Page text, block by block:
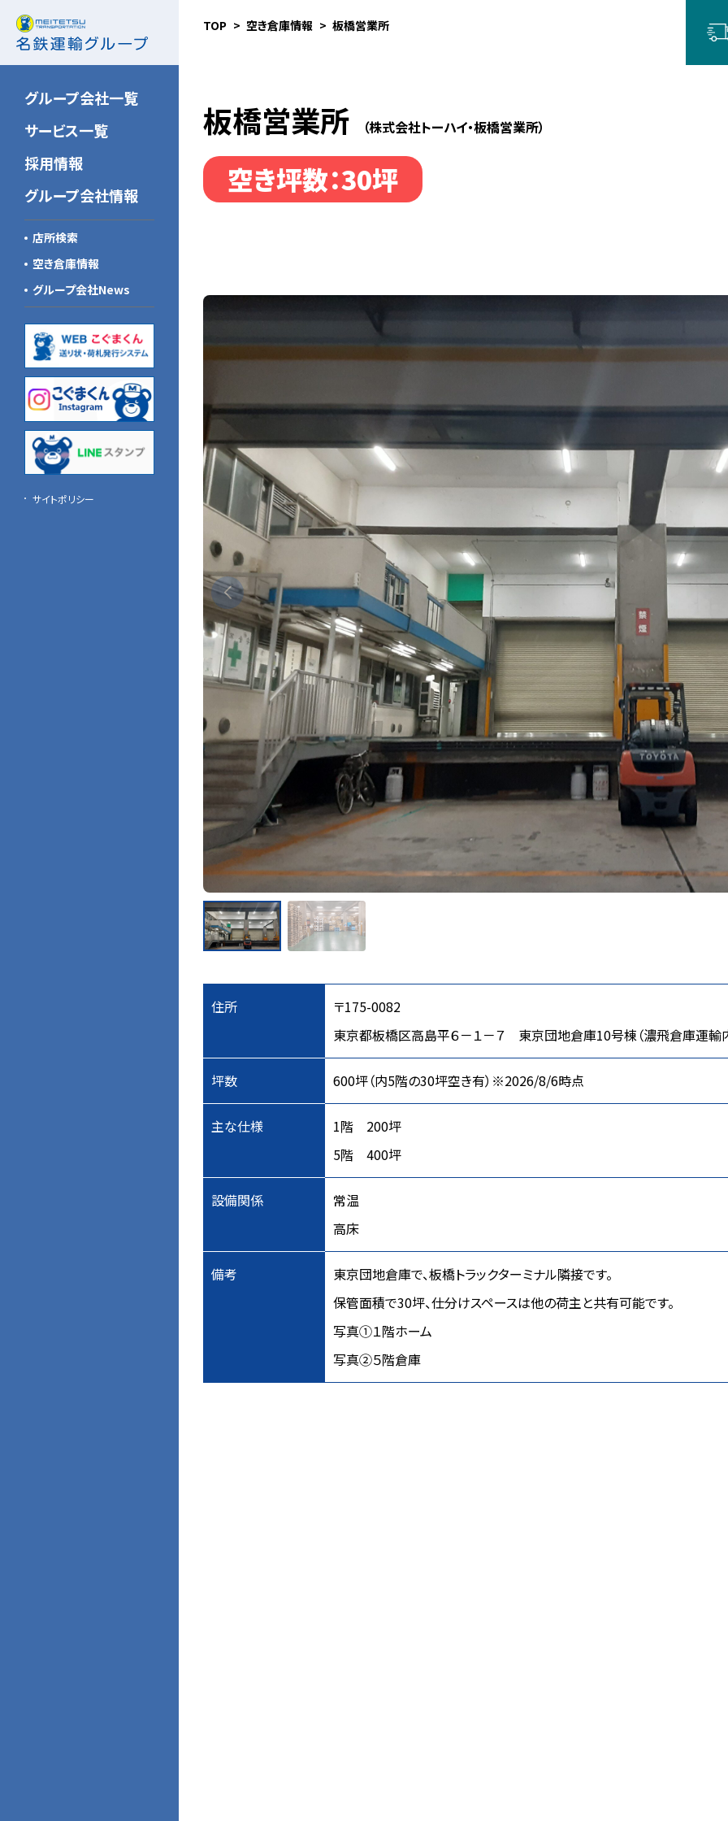
グループ会社一覧
関東名鉄運輸
信州名鉄運輸
新潟名鉄運輸
名鉄急配
中国名鉄運輸
四国名鉄運輸
九州名鉄運輸
サービス一覧
採用情報
キャリア採用
グループ会社情報
環境への取り組み
グループ会社一覧
企業倫理規範
店所検索
空き倉庫情報
グループ会社News
サイトポリシー
TOP 空き倉庫情報 板橋営業所
板橋営業所 （株式会社トーハイ・板橋営業所）
空き坪数：30坪
住所
〒175-0082
東京都板橋区高島平６－１－７ 東京団地倉庫10号棟（濃飛倉庫運輸
坪数 600坪（内5階の30坪空き有）※2026/8/6時点
主な仕様
1階 200坪
5階 400坪
設備関係
常温
高床
備考
東京団地倉庫で、板橋トラックターミナル隣接です。
保管面積で30坪、仕分けスペースは他の荷主と共有可能です。
写真①１階ホーム
写真②５階倉庫